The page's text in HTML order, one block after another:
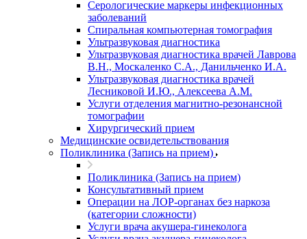
Серологические маркеры инфекционных
заболеваний
Спиральная компьютерная томография
Ультразвуковая диагностика
Ультразвуковая диагностика врачей Лаврова
В.Н., Москаленко С.А., Данильченко И.А.
Ультразвуковая диагностика врачей
Лесниковой И.Ю., Алексеева А.М.
Услуги отделения магнитно-резонансной
томографии
Хирургический прием
Медицинские освидетельствования
Поликлиника (Запись на прием)
Поликлиника (Запись на прием)
Консультативный прием
Операции на ЛОР-органах без наркоза
(категории сложности)
Услуги врача акушера-гинеколога